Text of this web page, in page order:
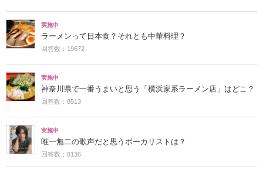
実施中
ラーメンって日本食？それとも中華料理？
回答数：19672
実施中
神奈川県で一番うまいと思う「横浜家系ラーメン店」はどこ？
回答数：8513
実施中
唯一無二の歌声だと思うボーカリストは？
回答数：8136